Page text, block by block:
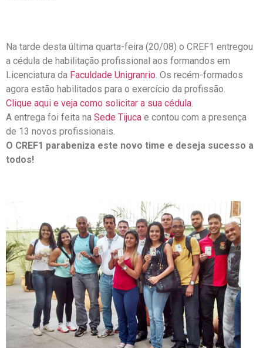
Na tarde desta última quarta-feira (20/08) o CREF1 entregou
a cédula de habilitação profissional aos formandos em
Licenciatura da Faculdade Unigranrio. Os recém-formados
agora estão habilitados para o exercício da profissão.
Clique aqui e veja como solicitar a sua cédula.
A entrega foi feita na Sede Tijuca e contou com a presença
de 13 novos profissionais.
O CREF1 parabeniza este novo time e deseja sucesso a
todos!